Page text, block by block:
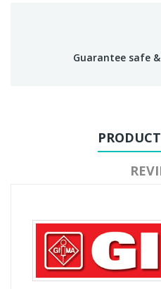
Guarantee safe